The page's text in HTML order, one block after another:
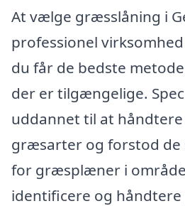
At vælge græsslåning i
professionel
du får de bedste
der er tilgængelige.
uddannet til at
græsarter og forstod de
for græsplæner i
identificere og